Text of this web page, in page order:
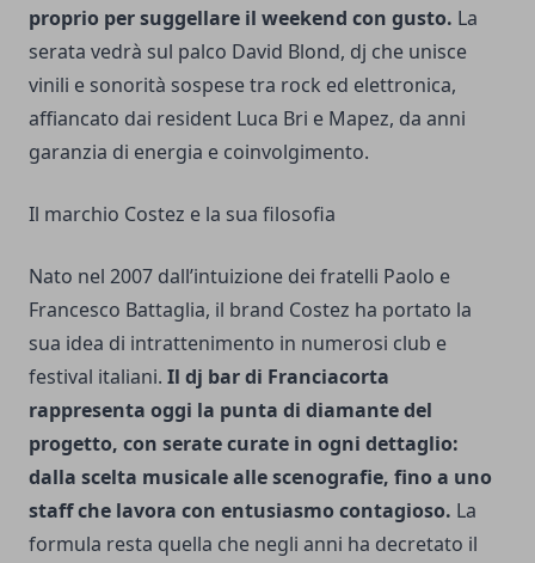
proprio per suggellare il weekend con gusto. La
serata vedrà sul palco David Blond, dj che unisce
vinili e sonorità sospese tra rock ed elettronica,
affiancato dai resident Luca Bri e Mapez, da anni
garanzia di energia e coinvolgimento.
Il marchio Costez e la sua filosofia
Nato nel 2007 dall’intuizione dei fratelli Paolo e
Francesco Battaglia, il brand Costez ha portato la
sua idea di intrattenimento in numerosi club e
festival italiani. Il dj bar di Franciacorta
rappresenta oggi la punta di diamante del
progetto, con serate curate in ogni dettaglio:
dalla scelta musicale alle scenografie, fino a uno
staff che lavora con entusiasmo contagioso. La
formula resta quella che negli anni ha decretato il